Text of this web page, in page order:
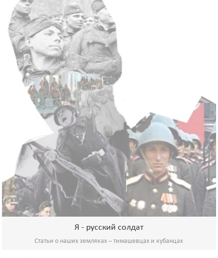
Я - русский солдат
Статьи о наших земляках – тимашевцах и кубанцах